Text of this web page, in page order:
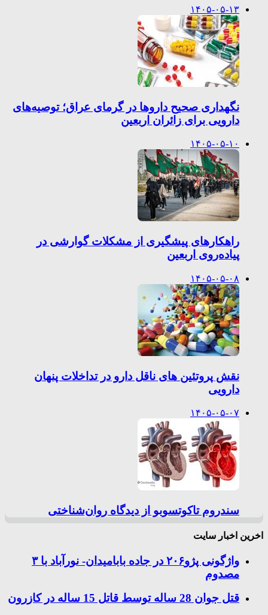
۱۴۰۵-۰۵-۱۳
نگهداری صحیح داروها در گرمای عراق؛ توصیه‌های
دارویی برای زائران اربعین
۱۴۰۵-۰۵-۱۰
راهکارهای پیشگیری از مشکلات گوارشی در
پیاده‌روی اربعین
۱۴۰۵-۰۵-۰۸
نقش پروتئین های ناقل دارو در تداخلات پنهان
دارویی
۱۴۰۵-۰۵-۰۷
سندروم تاکوتسوبو از دیدگاه روان‌شناختی
اخرین اخبار سایت
واژگونی پژو۲۰۶ در جاده بابامیدان- نورآباد با ۳
مصدوم
قتل جوان 28 ساله توسط قاتل 15 ساله در کازرون